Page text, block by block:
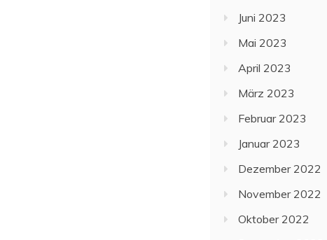
Juni 2023
Mai 2023
April 2023
März 2023
Februar 2023
Januar 2023
Dezember 2022
November 2022
Oktober 2022